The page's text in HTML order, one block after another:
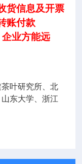
货信息及开票
账付款
业方能远
叶研究所、北
东大学、浙江